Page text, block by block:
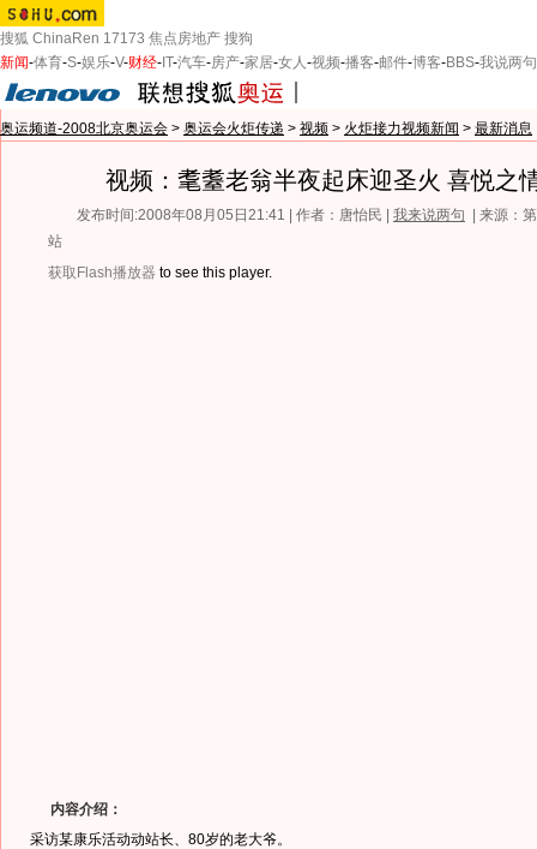
搜狐 ChinaRen 17173 焦点房地产 搜狗
新闻-体育-S-娱乐-V-财经- IT-汽车-房产-家居-女人-视频-播客-邮件-博客-BBS-我说两句
奥运频道-2008北京奥运会 > 奥运会火炬传递 > 视频 > 火炬接力视频新闻 > 最新消息
视频：耄耋老翁半夜起床迎圣火 喜悦之
发布时间:2008年08月05日21:41 | 作者：唐怡民 | 我来说两句
| 来源：
站
获取Flash播放器 to see this player.
内容介绍：
采访某康乐活动动站长、80岁的老大爷。